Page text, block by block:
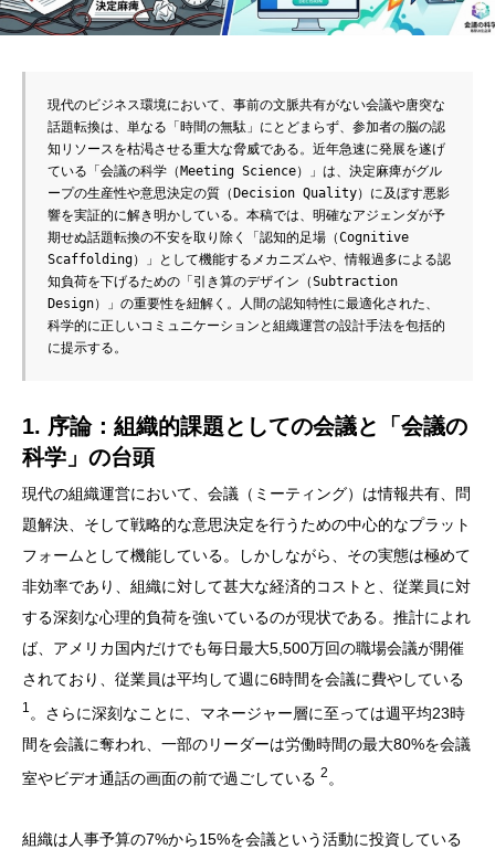
現代のビジネス環境において、事前の文脈共有がない会議や唐突な
話題転換は、単なる「時間の無駄」にとどまらず、参加者の脳の認
知リソースを枯渇させる重大な脅威である。近年急速に発展を遂げ
ている「会議の科学（Meeting Science）」は、決定麻痺がグル
ープの生産性や意思決定の質（Decision Quality）に及ぼす悪影
響を実証的に解き明かしている。本稿では、明確なアジェンダが予
期せぬ話題転換の不安を取り除く「認知的足場（Cognitive
Scaffolding）」として機能するメカニズムや、情報過多による認
知負荷を下げるための「引き算のデザイン（Subtraction
Design）」の重要性を紐解く。人間の認知特性に最適化された、
科学的に正しいコミュニケーションと組織運営の設計手法を包括的
に提示する。
1. 序論：組織的課題としての会議と「会議の
科学」の台頭
現代の組織運営において、会議（ミーティング）は情報共有、問
題解決、そして戦略的な意思決定を行うための中心的なプラット
フォームとして機能している。しかしながら、その実態は極めて
非効率であり、組織に対して甚大な経済的コストと、従業員に対
する深刻な心理的負荷を強いているのが現状である。推計によれ
ば、アメリカ国内だけでも毎日最大5,500万回の職場会議が開催
されており、従業員は平均して週に6時間を会議に費やしている
1 。さらに深刻なことに、マネージャー層に至っては週平均23時
間を会議に奪われ、一部のリーダーは労働時間の最大80%を会議
室やビデオ通話の画面の前で過ごしている 2 。
組織は人事予算の7%から15%を会議という活動に投資している